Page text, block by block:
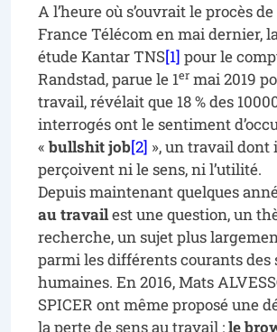
A l’heure où s’ouvrait le procès
France Télécom en mai dernier,
étude Kantar TNS[1] pour le
Randstad, parue le 1er mai 2019
travail, révélait que 18 % des
interrogés ont le sentiment
«bullshit job[2] », un travail dont
perçoivent ni le sens, ni l’utilité.
Depuis maintenant quelques
au travailest une question, un
recherche, un sujet plus
parmi les différents courants des
humaines. En 2016, Mats
SPICER ont même proposé une
la perte de sens au travail :le